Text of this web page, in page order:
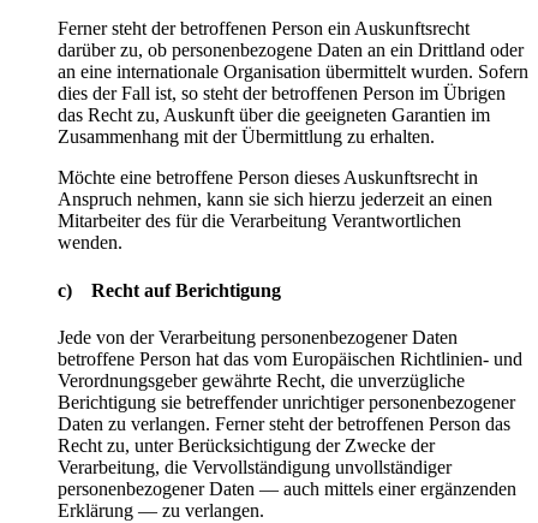
Ferner steht der betroffenen Person ein Auskunftsrecht
darüber zu, ob personenbezogene Daten an ein Drittland oder
an eine internationale Organisation übermittelt wurden. Sofern
dies der Fall ist, so steht der betroffenen Person im Übrigen
das Recht zu, Auskunft über die geeigneten Garantien im
Zusammenhang mit der Übermittlung zu erhalten.
Möchte eine betroffene Person dieses Auskunftsrecht in
Anspruch nehmen, kann sie sich hierzu jederzeit an einen
Mitarbeiter des für die Verarbeitung Verantwortlichen
wenden.
c) Recht auf Berichtigung
Jede von der Verarbeitung personenbezogener Daten
betroffene Person hat das vom Europäischen Richtlinien- und
Verordnungsgeber gewährte Recht, die unverzügliche
Berichtigung sie betreffender unrichtiger personenbezogener
Daten zu verlangen. Ferner steht der betroffenen Person das
Recht zu, unter Berücksichtigung der Zwecke der
Verarbeitung, die Vervollständigung unvollständiger
personenbezogener Daten — auch mittels einer ergänzenden
Erklärung — zu verlangen.